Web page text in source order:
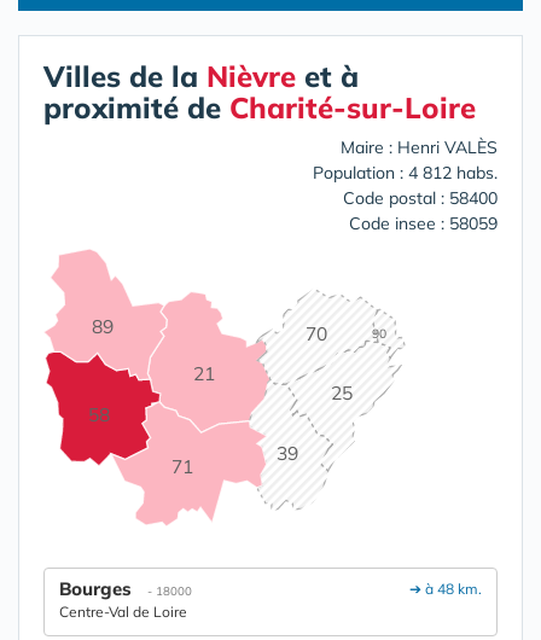
Villes de la Nièvre et à
proximité de Charité-sur-Loire
Maire : Henri VALÈS
Population : 4 812 habs.
Code postal : 58400
Code insee : 58059
21
25
39
58
70
71
89 90
➔ à 48 km.
Bourges - 18000
Centre-Val de Loire